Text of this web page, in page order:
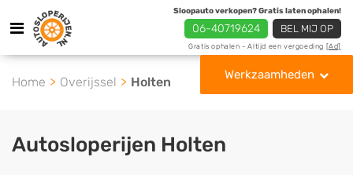
Sloopauto verkopen? Gratis laten ophalen!
06-40719624 BEL MIJ OP
Gratis ophalen - Altijd een vergoeding [Ad]
Werkzaamheden
Home Overijssel Holten
Autosloperijen Holten